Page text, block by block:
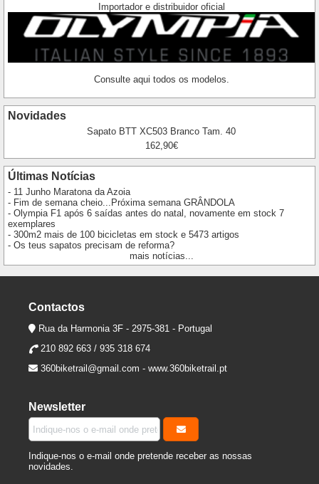
Importador e distribuidor oficial
Consulte aqui todos os modelos.
Novidades
Sapato BTT XC503 Branco Tam. 40
162,90€
Últimas Notícias
- 11 Junho Maratona da Azoia
- Fim de semana cheio...Próxima semana GRÂNDOLA
- Olympia F1 após 6 saídas antes do natal, novamente em stock 7
exemplares
- 300m2 mais de 100 bicicletas em stock e 5473 artigos
- Os teus sapatos precisam de reforma?
mais notícias...
Contactos
Rua da Harmonia 3F - 2975-381 - Portugal
210 892 663 / 935 318 674
360biketrail@gmail.com - www.360biketrail.pt
Newsletter
Indique-nos o e-mail onde pretende receber as nossas
novidades.